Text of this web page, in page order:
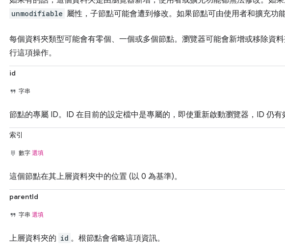
unmodifiable 屬性，子節點可能會遭到修改。如果節點可由使用者和擴充功
每個資料夾類型可能會有零個、一個或多個節點。瀏覽器可能會新增或移除資
行這項操作。
id
字串
節點的專屬 ID。ID 在目前的設定檔中是專屬的，即使重新啟動瀏覽器，ID 仍有
索引
數字 選填
這個節點在其上層資料夾中的位置 (以 0 為基準)。
parentId
字串 選填
上層資料夾的 id 。根節點會省略這項資訊。